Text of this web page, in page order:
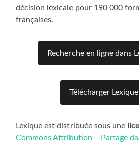
décision lexicale pour 190 000
françaises.
Recherche en ligne dans
Télécharger
Lexique est distribuée sous une
Commons Attribution – Partage